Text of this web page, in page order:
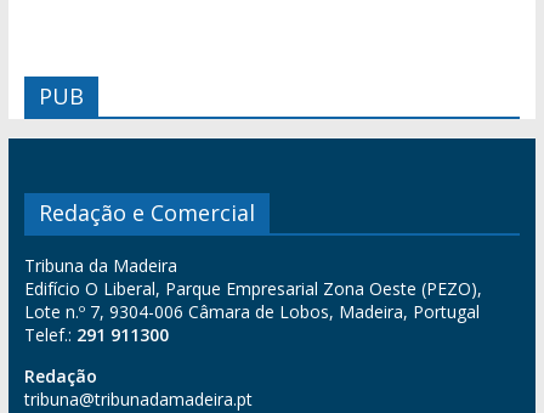
PUB
Redação e Comercial
Tribuna da Madeira
Edifício O Liberal, Parque Empresarial Zona Oeste (PEZO),
Lote n.º 7, 9304-006 Câmara de Lobos, Madeira, Portugal
Telef.: 291 911300
Redação
tribuna@tribunadamadeira.pt